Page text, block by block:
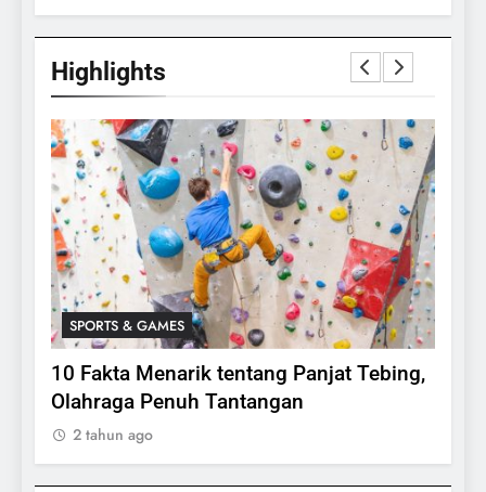
Highlights
SPORTS & GAMES
10 Fakta Menarik tentang Panjat Tebing,
Olahraga Penuh Tantangan
2 tahun ago